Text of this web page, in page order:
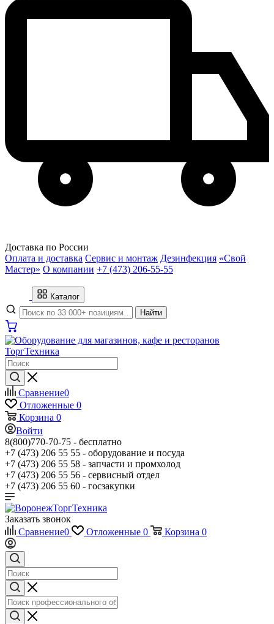
Доставка по России
Оплата и доставка Сервис и монтаж Дезинфекция «Свой
Мастер» О компании +7 (473) 206-55-55
Каталог
Найти
Сравнение0
Отложенные 0
Корзина 0
Войти
8(800)770-70-75 - бесплатно
+7 (473) 206 55 55 - оборудование и посуда
+7 (473) 206 55 58 - запчасти и промхолод
+7 (473) 206 55 56 - сервисный отдел
+7 (473) 206 55 60 - госзакупки
Заказать звонок
Сравнение0 Отложенные 0 Корзина 0